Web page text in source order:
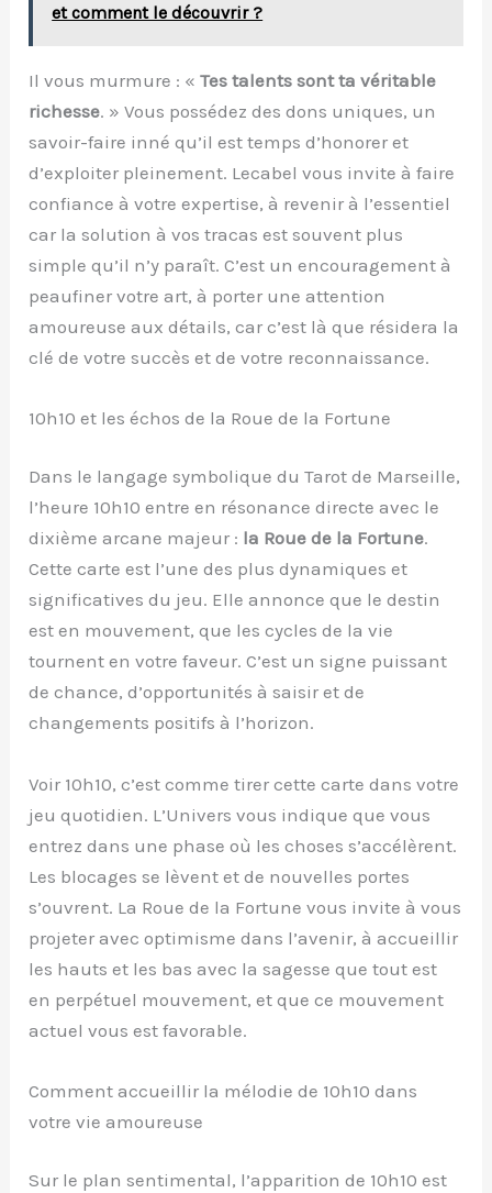
et comment le découvrir ?
Il vous murmure : «Tes talents sont ta véritable
richesse. » Vous possédez des dons uniques, un
savoir-faire inné qu’il est temps d’honorer et
d’exploiter pleinement. Lecabel vous invite à faire
confiance à votre expertise, à revenir à l’essentiel
car la solution à vos tracas est souvent plus
simple qu’il n’y paraît. C’est un encouragement à
peaufiner votre art, à porter une attention
amoureuse aux détails, car c’est là que résidera la
clé de votre succès et de votre reconnaissance.
10h10 et les échos de la Roue de la Fortune
Dans le langage symbolique du Tarot de Marseille,
l’heure 10h10 entre en résonance directe avec le
dixième arcane majeur : la Roue de la Fortune.
Cette carte est l’une des plus dynamiques et
significatives du jeu. Elle annonce que le destin
est en mouvement, que les cycles de la vie
tournent en votre faveur. C’est un signe puissant
de chance, d’opportunités à saisir et de
changements positifs à l’horizon.
Voir 10h10, c’est comme tirer cette carte dans votre
jeu quotidien. L’Univers vous indique que vous
entrez dans une phase où les choses s’accélèrent.
Les blocages se lèvent et de nouvelles portes
s’ouvrent. La Roue de la Fortune vous invite à vous
projeter avec optimisme dans l’avenir, à accueillir
les hauts et les bas avec la sagesse que tout est
en perpétuel mouvement, et que ce mouvement
actuel vous est favorable.
Comment accueillir la mélodie de 10h10 dans
votre vie amoureuse
Sur le plan sentimental, l’apparition de 10h10 est